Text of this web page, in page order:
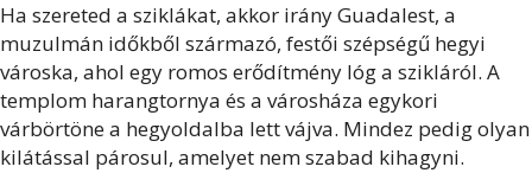
Ha szereted a sziklákat, akkor irány Guadalest, a
muzulmán időkből származó, festői szépségű hegyi
városka, ahol egy romos erődítmény lóg a szikláról. A
templom harangtornya és a városháza egykori
várbörtöne a hegyoldalba lett vájva. Mindez pedig olyan
kilátással párosul, amelyet nem szabad kihagyni.